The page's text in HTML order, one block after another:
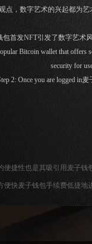
点，数字艺术的兴起都为
包首发NFT引发了数字艺术
Bitcoin wallet that offers
security for
2: Once you are logged in
便捷性也是其吸引用麦子钱
便快麦子钱包手续费低捷地